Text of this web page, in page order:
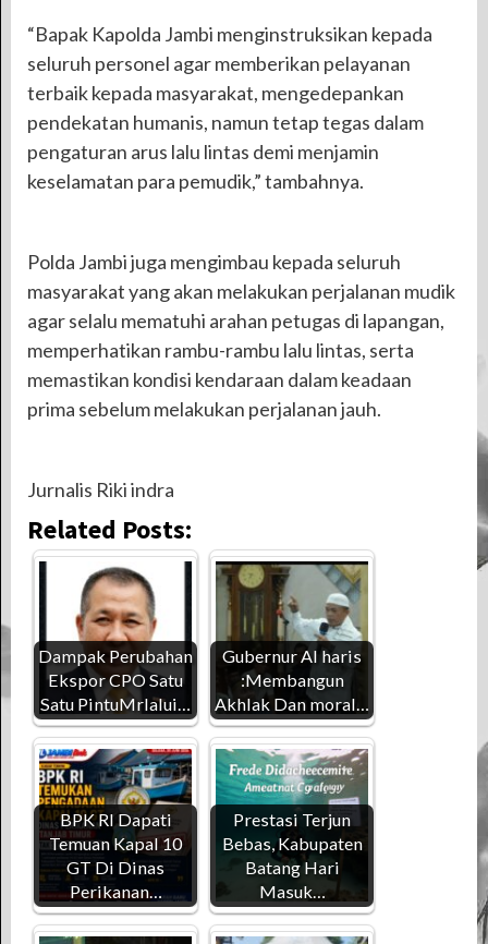
“Bapak Kapolda Jambi menginstruksikan kepada
seluruh personel agar memberikan pelayanan
terbaik kepada masyarakat, mengedepankan
pendekatan humanis, namun tetap tegas dalam
pengaturan arus lalu lintas demi menjamin
keselamatan para pemudik,” tambahnya.
Polda Jambi juga mengimbau kepada seluruh
masyarakat yang akan melakukan perjalanan mudik
agar selalu mematuhi arahan petugas di lapangan,
memperhatikan rambu-rambu lalu lintas, serta
memastikan kondisi kendaraan dalam keadaan
prima sebelum melakukan perjalanan jauh.
Jurnalis Riki indra
Related Posts:
Dampak Perubahan
Ekspor CPO Satu
Satu PintuMrlalui…
Gubernur Al haris
:Membangun
Akhlak Dan moral…
BPK RI Dapati
Temuan Kapal 10
GT Di Dinas
Perikanan…
Prestasi Terjun
Bebas, Kabupaten
Batang Hari
Masuk…